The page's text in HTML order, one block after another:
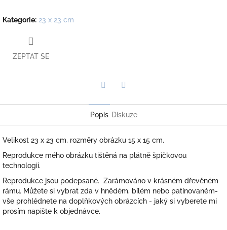
Kategorie: 23 x 23 cm
ZEPTAT SE
Popis Diskuze
Velikost 23 x 23 cm, rozměry obrázku 15 x 15 cm.
Reprodukce mého obrázku tištěná na plátně špičkovou
technologií.
Reprodukce jsou podepsané. Zarámováno v krásném dřevěném
rámu. Můžete si vybrat zda v hnědém, bílém nebo patinovaném-
vše prohlédnete na doplňkových obrázcích - jaký si vyberete mi
prosím napište k objednávce.